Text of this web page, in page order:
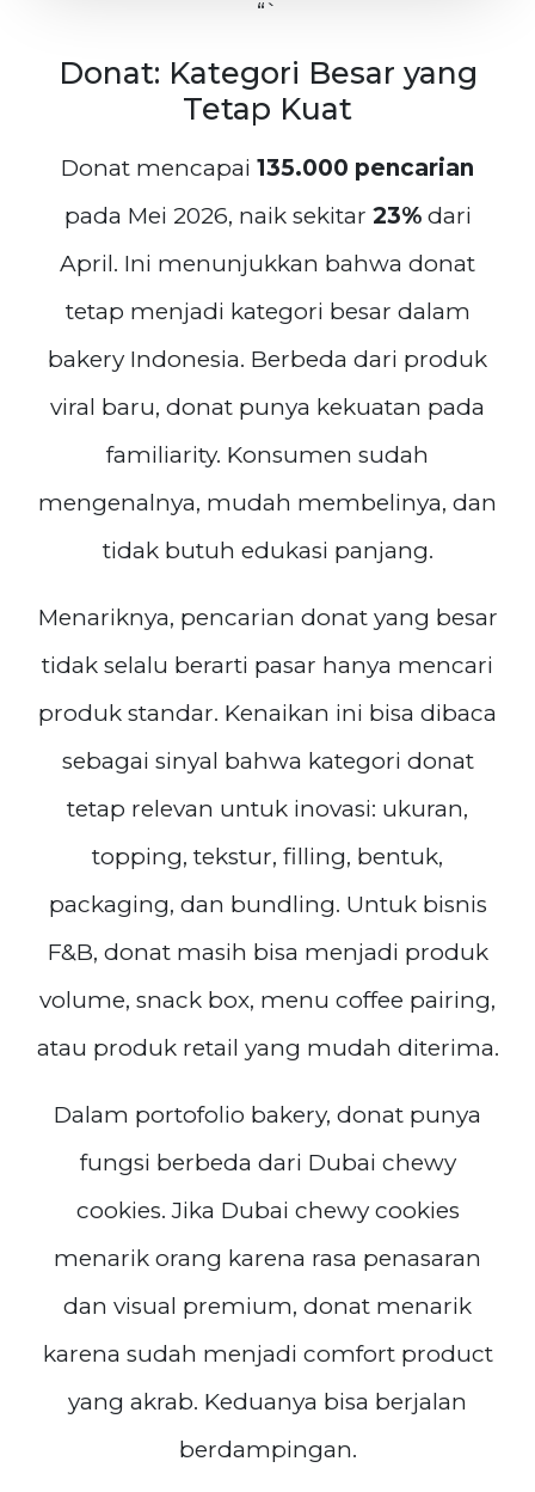
“`
Donat: Kategori Besar yang
Tetap Kuat
Donat mencapai 135.000 pencarian
pada Mei 2026, naik sekitar 23%dari
April. Ini menunjukkan bahwa donat
tetap menjadi kategori besar dalam
bakery Indonesia. Berbeda dari produk
viral baru, donat punya kekuatan pada
familiarity. Konsumen sudah
mengenalnya, mudah membelinya, dan
tidak butuh edukasi panjang.
Menariknya, pencarian donat yang besar
tidak selalu berarti pasar hanya mencari
produk standar. Kenaikan ini bisa dibaca
sebagai sinyal bahwa kategori donat
tetap relevan untuk inovasi: ukuran,
topping, tekstur, filling, bentuk,
packaging, dan bundling. Untuk bisnis
F&B, donat masih bisa menjadi produk
volume, snack box, menu coffee pairing,
atau produk retail yang mudah diterima.
Dalam portofolio bakery, donat punya
fungsi berbeda dari Dubai chewy
cookies. Jika Dubai chewy cookies
menarik orang karena rasa penasaran
dan visual premium, donat menarik
karena sudah menjadi comfort product
yang akrab. Keduanya bisa berjalan
berdampingan.